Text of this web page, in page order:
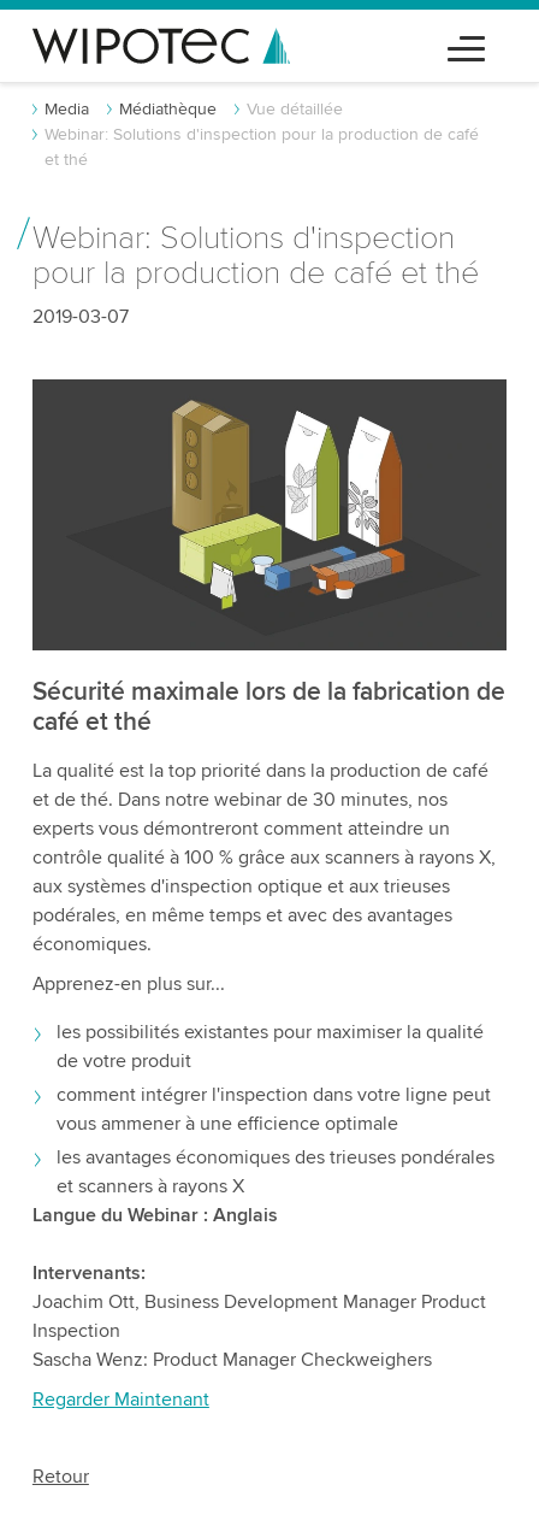
Media Médiathèque
Vue détaillée
Webinar: Solutions d'inspection pour la production de café
et thé
Webinar: Solutions d'inspection
pour la production de café et thé
2019-03-07
Sécurité maximale lors de la fabrication de
café et thé
La qualité est la top priorité dans la production de café
et de thé. Dans notre webinar de 30 minutes, nos
experts vous démontreront comment atteindre un
contrôle qualité à 100 % grâce aux scanners à rayons X,
aux systèmes d'inspection optique et aux trieuses
podérales, en même temps et avec des avantages
économiques.
Apprenez-en plus sur...
les possibilités existantes pour maximiser la qualité
de votre produit
comment intégrer l'inspection dans votre ligne peut
vous ammener à une efficience optimale
les avantages économiques des trieuses pondérales
et scanners à rayons X
Langue du Webinar : Anglais
Intervenants:
Joachim Ott, Business Development Manager Product
Inspection
Sascha Wenz: Product Manager Checkweighers
Regarder Maintenant
Retour